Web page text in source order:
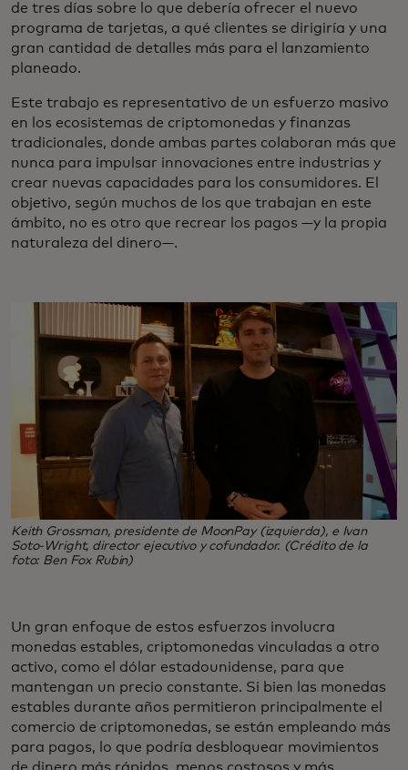
de tres días sobre lo que debería ofrecer el nuevo
programa de tarjetas, a qué clientes se dirigiría y una
gran cantidad de detalles más para el lanzamiento
planeado.
Este trabajo es representativo de un esfuerzo masivo
en los ecosistemas de criptomonedas y finanzas
tradicionales, donde ambas partes colaboran más que
nunca para impulsar innovaciones entre industrias y
crear nuevas capacidades para los consumidores. El
objetivo, según muchos de los que trabajan en este
ámbito, no es otro que recrear los pagos —y la propia
naturaleza del dinero—.
Keith Grossman, presidente de MoonPay (izquierda), e Ivan
Soto-Wright, director ejecutivo y cofundador. (Crédito de la
foto: Ben Fox Rubin)
Un gran enfoque de estos esfuerzos involucra
monedas estables, criptomonedas vinculadas a otro
activo, como el dólar estadounidense, para que
mantengan un precio constante. Si bien las monedas
estables durante años permitieron principalmente el
comercio de criptomonedas, se están empleando más
para pagos, lo que podría desbloquear movimientos
de dinero más rápidos, menos costosos y más